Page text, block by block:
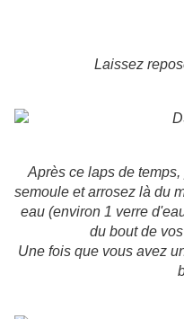
Laissez
Après ce laps de
semoule et arrosez là du
eau (environ 1 verre
du bout de
Une fois que vous avez